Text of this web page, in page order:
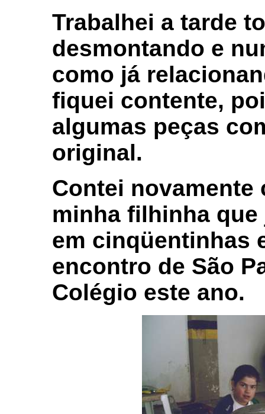
Trabalhei a tarde
desmontando e
como já
fiquei contente,
algumas peças
original.
Contei novamente
minha filhinha que
em cinqüentinhas
encontro de São
Colégio este ano.